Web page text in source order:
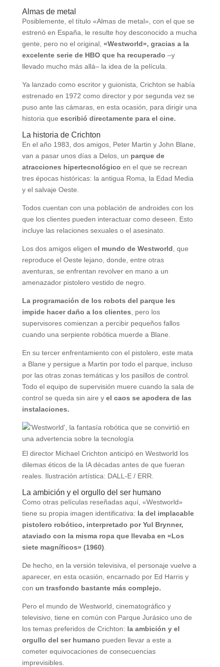
Almas de metal
Posiblemente, el título «Almas de metal», con el que se
estrenó en España, le resulte hoy desconocido a mucha
gente, pero no el original, «Westworld», gracias a la
excelente serie de HBO que ha recuperado –y
llevado mucho más allá– la idea de la película.
Ya lanzado como escritor y guionista, Crichton se había
estrenado en 1972 como director y por segunda vez se
puso ante las cámaras, en esta ocasión, para dirigir una
historia que escribió directamente para el cine.
La historia de Crichton
En el año 1983, dos amigos, Peter Martin y John Blane,
van a pasar unos días a Delos, un parque de
atracciones hipertecnológico en el que se recrean
tres épocas históricas: la antigua Roma, la Edad Media
y el salvaje Oeste.
Todos cuentan con una población de androides con los
que los clientes pueden interactuar como deseen. Esto
incluye las relaciones sexuales o el asesinato.
Los dos amigos eligen el mundo de Westworld, que
reproduce el Oeste lejano, donde, entre otras
aventuras, se enfrentan revolver en mano a un
amenazador pistolero vestido de negro.
La programación de los robots del parque les
impide hacer daño a los clientes, pero los
supervisores comienzan a percibir pequeños fallos
cuando una serpiente robótica muerde a Blane.
En su tercer enfrentamiento con el pistolero, este mata
a Blane y persigue a Martin por todo el parque, incluso
por las otras zonas temáticas y los pasillos de control.
Todo el equipo de supervisión muere cuando la sala de
control se queda sin aire y el caos se apodera de las
instalaciones.
El director Michael Crichton anticipó en Westworld los
dilemas éticos de la IA décadas antes de que fueran
reales. Ilustración artística: DALL-E / ERR.
La ambición y el orgullo del ser humano
Como otras películas reseñadas aquí, «Westworld»
tiene su propia imagen identificativa: la del implacable
pistolero robótico, interpretado por Yul Brynner,
ataviado con la misma ropa que llevaba en «Los
siete magníficos» (1960).
De hecho, en la versión televisiva, el personaje vuelve a
aparecer, en esta ocasión, encarnado por Ed Harris y
con un trasfondo bastante más complejo.
Pero el mundo de Westworld, cinematográfico y
televisivo, tiene en común con Parque Jurásico uno de
los temas preferidos de Crichton: la ambición y el
orgullo del ser humano pueden llevar a este a
cometer equivocaciones de consecuencias
imprevisibles.